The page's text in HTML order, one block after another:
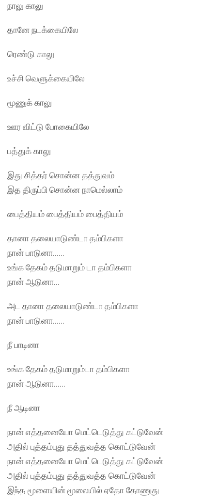
நாலு காலு
தானே நடக்கையிலே
ரெண்டு காலு
உச்சி வெளுக்கையிலே
மூணுக் காலு
ஊர விட்டு போகையிலே
பத்துக் காலு
இது சித்தர் சொன்ன தத்துவம்
இத திருப்பி சொன்ன நாமெல்லாம்
பைத்தியம் பைத்தியம் பைத்தியம்
தானா தலையாடுண்டா தம்பிகளா
நான் பாடுனா……
உங்க தேகம் தடுமாறும் டா தம்பிகளா
நான் ஆடுனா…
அட தானா தலையாடுண்டா தம்பிகளா
நான் பாடுனா……
நீ பாடினா
உங்க தேகம் தடுமாறும்டா தம்பிகளா
நான் ஆடுனா……
நீ ஆடினா
நான் எத்தனையோ மெட்டெடுத்து கட்டுவேன்
அதில் புத்தம்புது தத்துவத்த கொட்டுவேன்
நான் எத்தனையோ மெட்டெடுத்து கட்டுவேன்
அதில் புத்தம்புது தத்துவத்த கொட்டுவேன்
இந்த மூளையின் மூலையில் ஏதோ தோணுது